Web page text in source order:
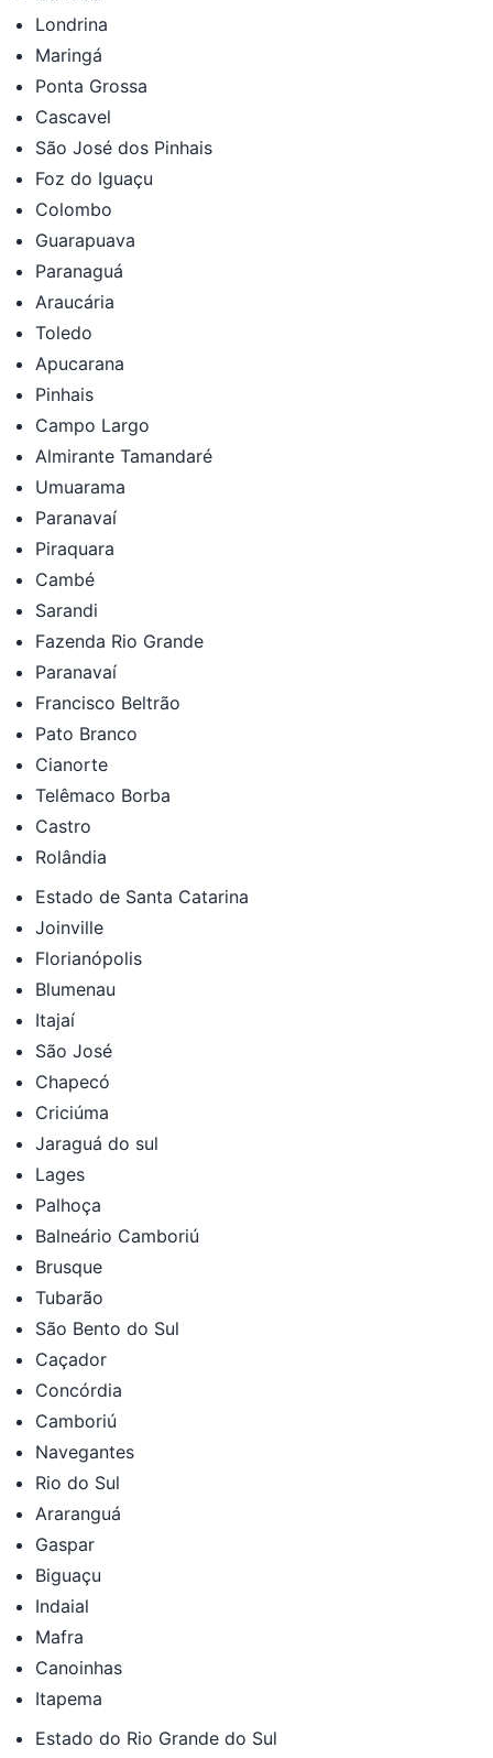
Londrina
Maringá
Ponta Grossa
Cascavel
São José dos Pinhais
Foz do Iguaçu
Colombo
Guarapuava
Paranaguá
Araucária
Toledo
Apucarana
Pinhais
Campo Largo
Almirante Tamandaré
Umuarama
Paranavaí
Piraquara
Cambé
Sarandi
Fazenda Rio Grande
Paranavaí
Francisco Beltrão
Pato Branco
Cianorte
Telêmaco Borba
Castro
Rolândia
Estado de Santa Catarina
Joinville
Florianópolis
Blumenau
Itajaí
São José
Chapecó
Criciúma
Jaraguá do sul
Lages
Palhoça
Balneário Camboriú
Brusque
Tubarão
São Bento do Sul
Caçador
Concórdia
Camboriú
Navegantes
Rio do Sul
Araranguá
Gaspar
Biguaçu
Indaial
Mafra
Canoinhas
Itapema
Estado do Rio Grande do Sul